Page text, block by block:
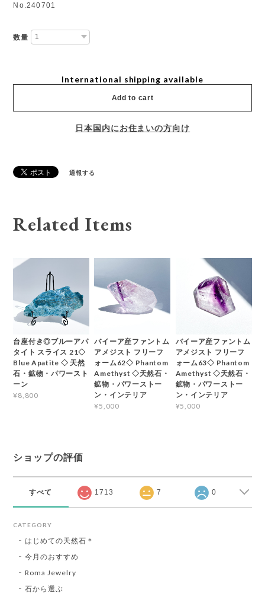
No.240701
数量
International shipping available
Add to cart
日本国内にお住まいの方向け
通報する
Related Items
台座付き◎ブルーアパ
タイト スライス 21◇
Blue Apatite ◇ 天然
石・鉱物・パワースト
ーン
¥8,800
バイーア産ファントム
アメジスト フリーフ
ォーム62◇ Phantom
Amethyst ◇天然石・
鉱物・パワーストー
ン・インテリア
¥5,000
バイーア産ファントム
アメジスト フリーフ
ォーム63◇ Phantom
Amethyst ◇天然石・
鉱物・パワーストー
ン・インテリア
¥5,000
ショップの評価
すべて 1713 7 0
CATEGORY
はじめての天然石＊
今月のおすすめ
Roma Jewelry
石から選ぶ